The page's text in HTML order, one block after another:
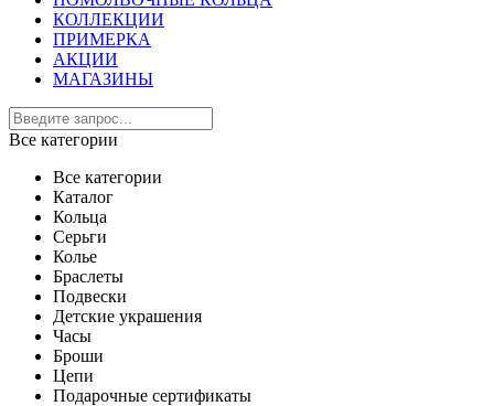
КОЛЛЕКЦИИ
ПРИМЕРКА
АКЦИИ
МАГАЗИНЫ
Все категории
Все категории
Каталог
Кольца
Серьги
Колье
Браслеты
Подвески
Детские украшения
Часы
Броши
Цепи
Подарочные сертификаты